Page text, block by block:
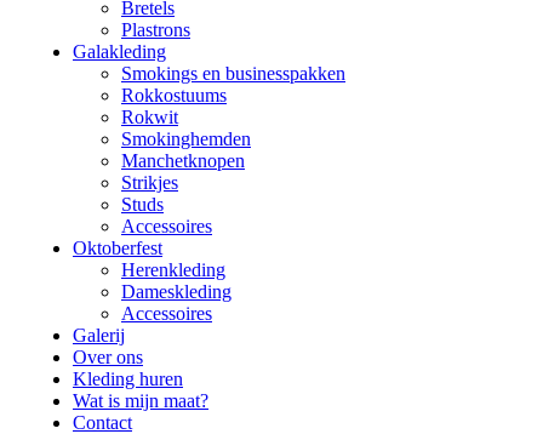
Bretels
Plastrons
Galakleding
Smokings en businesspakken
Rokkostuums
Rokwit
Smokinghemden
Manchetknopen
Strikjes
Studs
Accessoires
Oktoberfest
Herenkleding
Dameskleding
Accessoires
Galerij
Over ons
Kleding huren
Wat is mijn maat?
Contact